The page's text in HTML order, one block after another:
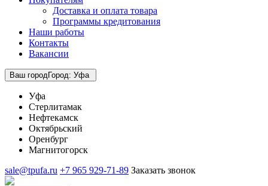
Доставка и оплата товара
Программы кредитования
Наши работы
Контакты
Вакансии
Ваш городГород: Уфа
Уфа
Стерлитамак
Нефтекамск
Октябрьский
Оренбург
Магнитогорск
sale@tpufa.ru +7 965 929-71-89 Заказать звонок